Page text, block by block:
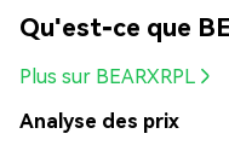
Qu'est-ce que
Plus sur BEARXRPL
Analyse des prix